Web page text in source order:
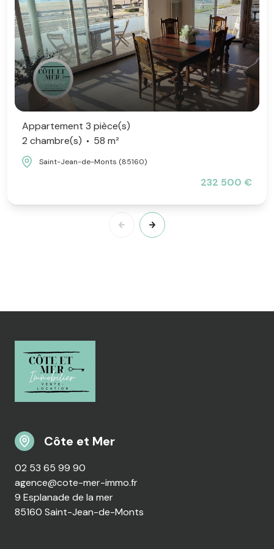
Appartement 3 pièce(s)
2 chambre(s)
58 m²
Saint-Jean-de-Monts (85160)
232 500 €
Côte et Mer
02 53 65 99 90
agence@cote-mer-immo.fr
9 Esplanade de la mer
85160 Saint-Jean-de-Monts